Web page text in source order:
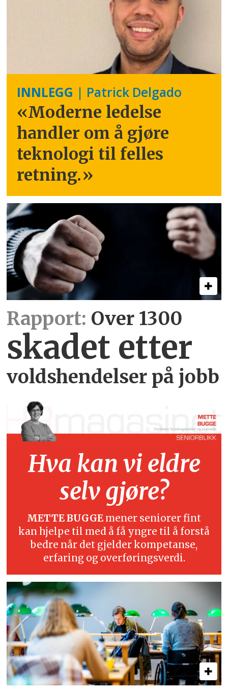
INNLEGG | Patrick Delgado
«Moderne ledelse
handler om å gjøre
teknologi til felles
retning.»
Rapport: Over 1300
skadet etter
voldshendelser på jobb
Hva kan vi eldre
selv gjøre?
METTE BUGGE mener seniorer fint
kan hjelpe til med å få yngre til å forstå
bedre når det gjelder kompetanse,
erfaring og overføringsverdi.